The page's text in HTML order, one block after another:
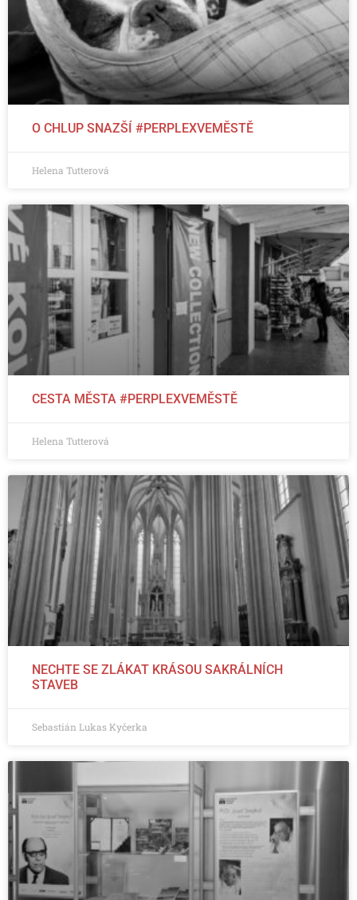
O CHLUP SNAZŠÍ #PERPLEXVEMĚSTĚ
Helena Tutterová
CESTA MĚSTA #PERPLEXVEMĚSTĚ
Helena Tutterová
NECHTE SE ZLÁKAT KRÁSOU SAKRÁLNÍCH
STAVEB
Sebastián Lukas Kyčerka